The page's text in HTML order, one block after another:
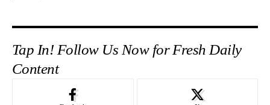
Tap In! Follow Us Now for Fresh Daily
Content